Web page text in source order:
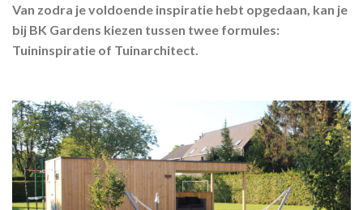
Van zodra je voldoende inspiratie hebt opgedaan, kan je
bij BK Gardens kiezen tussen twee formules:
Tuininspiratie of Tuinarchitect.